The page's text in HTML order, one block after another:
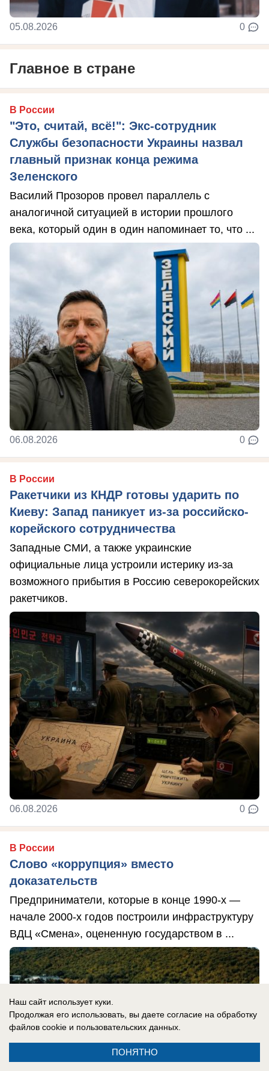
05.08.2026 0
Главное в стране
В России
"Это, считай, всё!": Экс-сотрудник
Службы безопасности Украины назвал
главный признак конца режима
Зеленского
Василий Прозоров провел параллель с
аналогичной ситуацией в истории прошлого
века, который один в один напоминает то, что ...
06.08.2026 0
В России
Ракетчики из КНДР готовы ударить по
Киеву: Запад паникует из-за российско-
корейского сотрудничества
Западные СМИ, а также украинские
официальные лица устроили истерику из-за
возможного прибытия в Россию северокорейских
ракетчиков.
06.08.2026 0
В России
Слово «коррупция» вместо
доказательств
Предприниматели, которые в конце 1990-х —
начале 2000-х годов построили инфраструктуру
ВДЦ «Смена», оцененную государством в ...
Наш сайт использует куки.
Продолжая его использовать, вы даете согласие на обработку
файлов cookie и пользовательских данных.
ПОНЯТНО